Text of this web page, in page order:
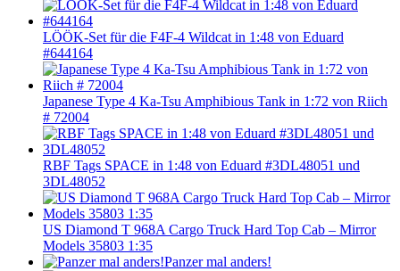
LÖÖK-Set für die F4F-4 Wildcat in 1:48 von Eduard
#644164
Japanese Type 4 Ka-Tsu Amphibious Tank in 1:72 von Riich
# 72004
RBF Tags SPACE in 1:48 von Eduard #3DL48051 und
3DL48052
US Diamond T 968A Cargo Truck Hard Top Cab – Mirror
Models 35803 1:35
Panzer mal anders!